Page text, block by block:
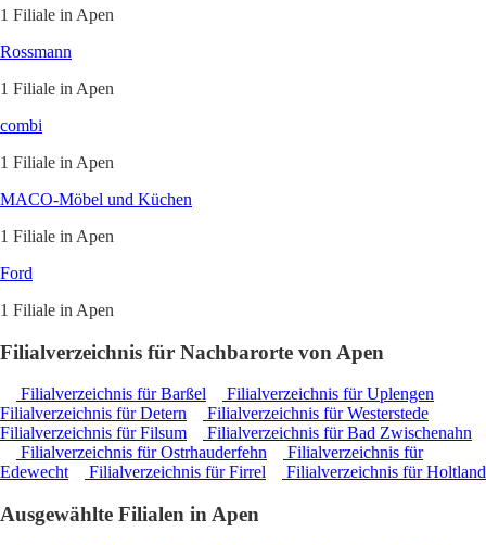
1 Filiale in Apen
Rossmann
1 Filiale in Apen
combi
1 Filiale in Apen
MACO-Möbel und Küchen
1 Filiale in Apen
Ford
1 Filiale in Apen
Filialverzeichnis für Nachbarorte von Apen
Filialverzeichnis für Barßel
Filialverzeichnis für Uplengen
Filialverzeichnis für Detern
Filialverzeichnis für Westerstede
Filialverzeichnis für Filsum
Filialverzeichnis für Bad Zwischenahn
Filialverzeichnis für Ostrhauderfehn
Filialverzeichnis für
Edewecht
Filialverzeichnis für Firrel Filialverzeichnis für Holtland
Ausgewählte Filialen in Apen